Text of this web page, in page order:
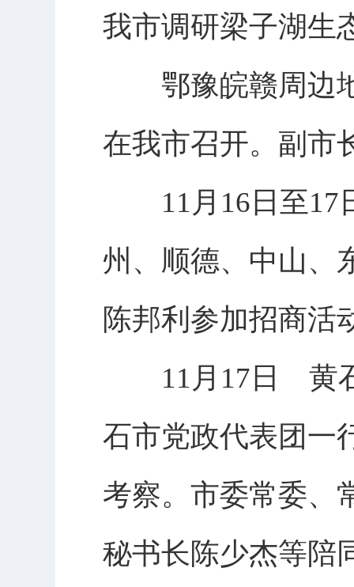
我市调研梁子湖生
鄂豫皖赣周边地
在我市召开。副市
11月16日至17
州、顺德、中山、
陈邦利参加招商活
11月17日 黄石
石市党政代表团一
考察。市委常委、
秘书长陈少杰等陪